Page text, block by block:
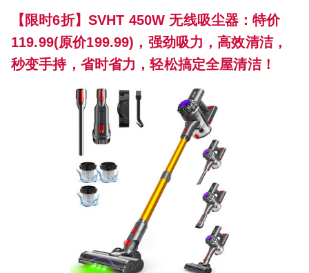
【限时6折】SVHT 450W 无线吸尘器：特价
119.99(原价199.99)，强劲吸力，高效清洁，
秒变手持，省时省力，轻松搞定全屋清洁！